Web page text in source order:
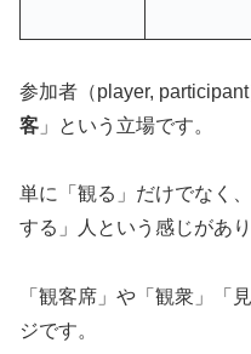
参加者（player, participant
客 」という立場です。
単に「観る」だけでなく
する」人という感じがあり
「観客席」や「観衆」「
ジです。